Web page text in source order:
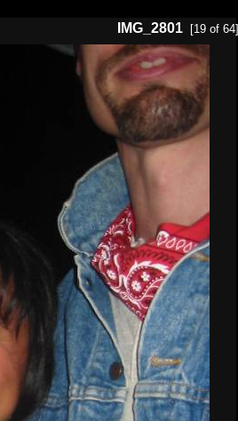
IMG_2801 [19 of 64]